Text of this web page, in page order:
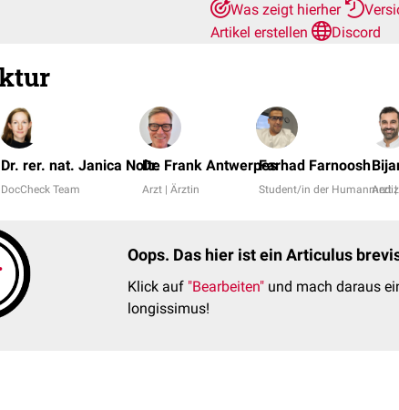
Was zeigt hierher
Artikel erstellen
Discord
Dr. rer. nat. Janica Nolte
DocCheck Team
Dr. Frank Antwerpes
Arzt | Ärztin
Farhad Farnoosh
Student/in der Arzt
Oops. Das hier ist ein Articulus
Klick auf "Bearbeiten" und mach daraus
longissimus!